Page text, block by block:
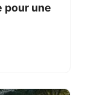
pour une